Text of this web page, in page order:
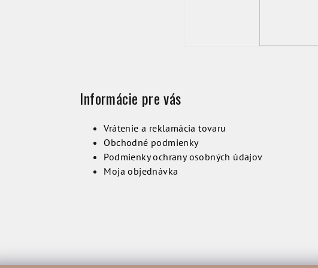
Informácie pre vás
Vrátenie a reklamácia tovaru
Obchodné podmienky
Podmienky ochrany osobných údajov
Moja objednávka